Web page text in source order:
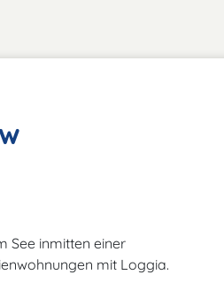
See inmitten einer
mit Loggia.